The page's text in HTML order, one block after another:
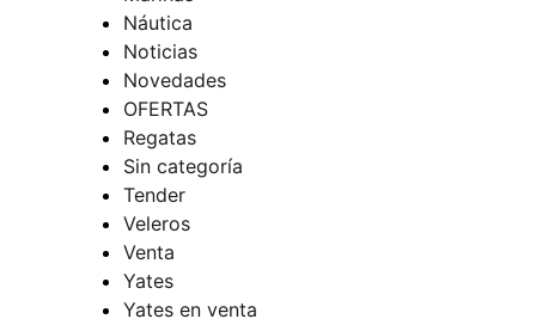
Náutica
Noticias
Novedades
OFERTAS
Regatas
Sin categoría
Tender
Veleros
Venta
Yates
Yates en venta